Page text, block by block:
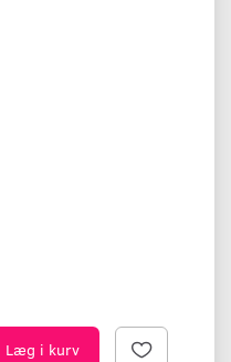
Læg i kurv